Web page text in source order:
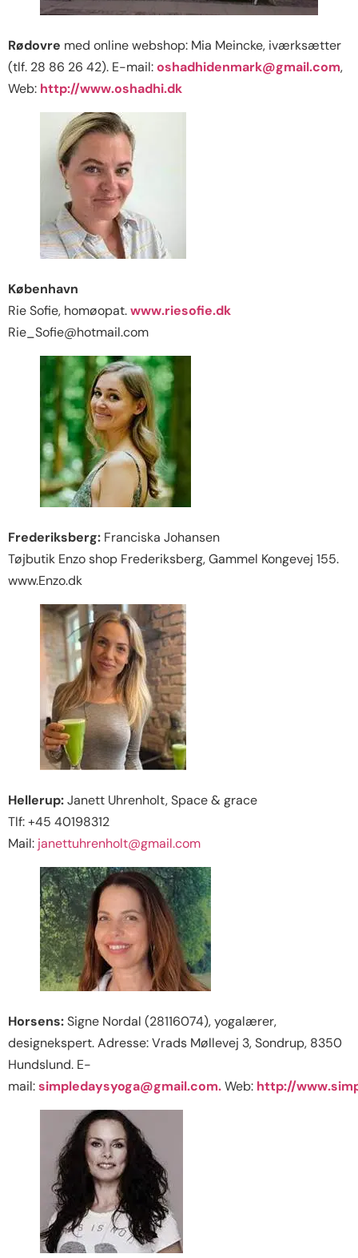
Rødovre med online webshop: Mia Meincke, iværksætter
(tlf. 28 86 26 42). E-mail:oshadhidenmark@gmail.com,
Web: http://www.oshadhi.dk
København
Rie Sofie, homøopat.www.riesofie.dk
Rie_Sofie@hotmail.com
Frederiksberg: Franciska Johansen
Tøjbutik Enzo shop Frederiksberg, Gammel Kongevej 155.
www.Enzo.dk
Hellerup:Janett Uhrenholt, Space & grace
Tlf: +45 40198312
Mail: janettuhrenholt@gmail.com
Horsens:Signe Nordal (28116074), yogalærer,
designekspert. Adresse: Vrads Møllevej 3, Sondrup, 8350
Hundslund. E-
mail:simpledaysyoga@gmail.com.Web: http://